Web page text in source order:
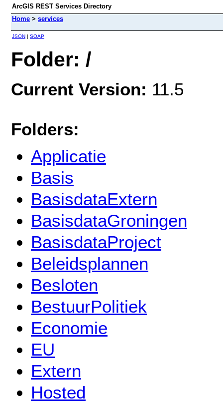
ArcGIS REST Services Directory
Home > services
JSON | SOAP
Folder: /
Current Version: 11.5
Folders:
Applicatie
Basis
BasisdataExtern
BasisdataGroningen
BasisdataProject
Beleidsplannen
Besloten
BestuurPolitiek
Economie
EU
Extern
Hosted